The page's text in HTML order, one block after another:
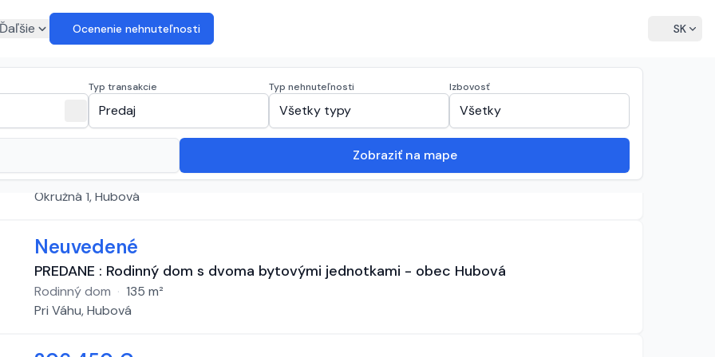
Ďaľšie Ocenenie nehnuteľnosti SK
Typ transakcie
Predaj
Typ nehnuteľnosti
Všetky typy
Izbovosť
Všetky
Zobraziť na mape
Zoradenie zoznamu
125 000 €
Rodinný dom · 156m²
Okružná 1, Hubová
Neuvedené
PREDANE : Rodinný dom s dvoma bytovými jednotkami - obec Hubová
Rodinný dom · 135 m²
Pri Váhu, Hubová